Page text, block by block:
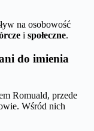
na osobowość
i społeczne.
do imienia
Romuald, przede
Wśród nich